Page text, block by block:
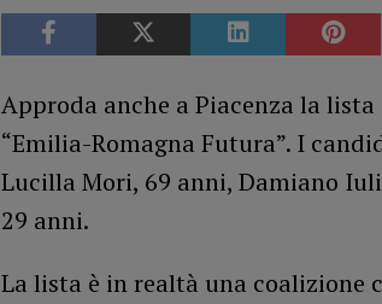
Approda anche a Piacenza la lista
“Emilia-Romagna Futura”. I
Lucilla Mori, 69 anni, Damiano
29 anni.
La lista è in realtà una coalizione